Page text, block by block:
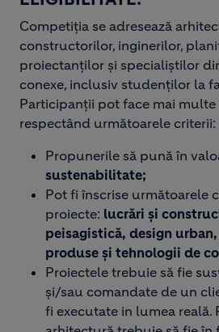
Competiția se adresează
constructorilor, inginerilor,
proiectanților și specialiștilor
conexe, inclusiv studenților la
Participanții pot face mai
respectând următoarele criterii:
Propunerile să pună în
sustenabilitate;
Pot fi înscrise următoarele
proiecte: lucrări și
peisagistică, design
produse și tehnologii de
Proiectele trebuie să fie
și/sau comandate de un
fi executate in lumea reală.